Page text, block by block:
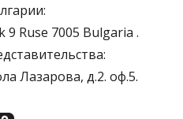
9 Ruse 7005 Bulgaria .
Лазарова, д.2. оф.5.